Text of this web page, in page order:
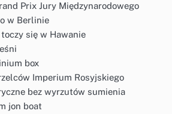
Prix Jury Międzynarodowego
w Berlinie
się w Hawanie
box
Imperium Rosyjskiego
bez wyrzutów sumienia
jon boat